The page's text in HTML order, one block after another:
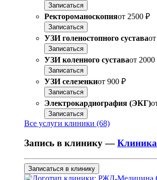
Записаться
Ректороманоскопияот 2500 ₽
Записаться
УЗИ голеностопного суставаот
Записаться
УЗИ коленного суставаот 2000
Записаться
УЗИ селезенкиот 900 ₽
Записаться
Электрокардиография (ЭКГ)
Записаться
Все услуги клиники (68)
Запись в клинику —
Записаться в клинику